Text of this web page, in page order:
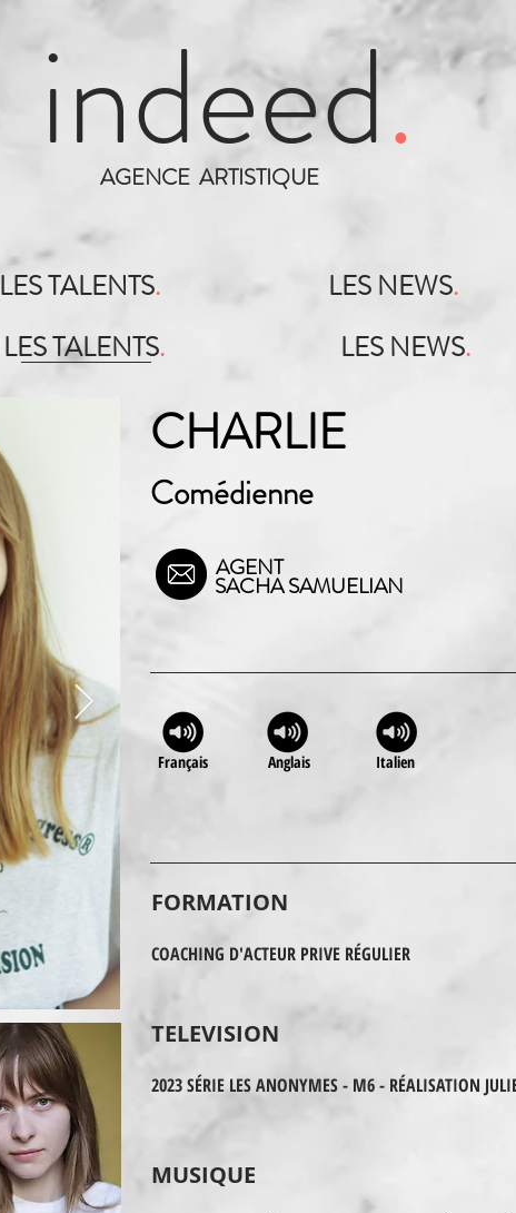
indeed.
AGENCE ARTISTIQUE
LES TALENTS. LES NEWS.
LES TALENTS. LES NEWS.
CHARLIE
Comédienne
AGENT
SACHA SAMUELIAN
Français Anglais Italien
FORMATION
COACHING D'ACTEUR PRIVE RÉGULIER
TELEVISION
2023SÉRIE LES ANONYMES - M6 - RÉALISATION
MUSIQUE